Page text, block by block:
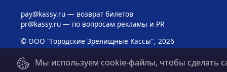
pay@kassy.ru— возврат билетов
pr@kassy.ru— по вопросам рекламы и PR
© ООО "Городские Зрелищные Кассы", 2026
Мы используем cookie-файлы, чтобы сделать